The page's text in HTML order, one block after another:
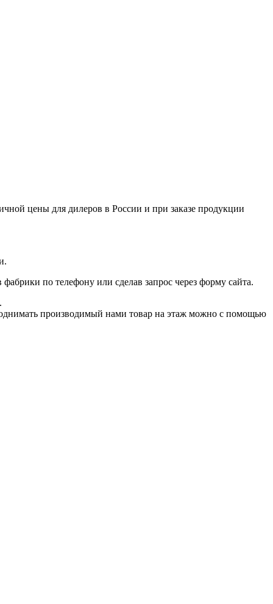
цены для дилеров в России и при заказе продукции
по телефону или сделав запрос через форму сайта.
производимый нами товар на этаж можно с помощью